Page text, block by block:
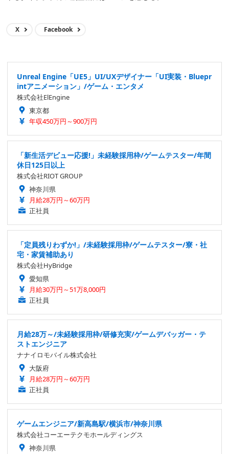
X Facebook
Unreal Engine「UE5」UI/UXデザイナー「UI実装・Bluepr
intアニメーション」/ゲーム・エンタメ
株式会社ElEngine
東京都
年収450万円～900万円
「新生活デビュー応援!」未経験採用枠/ゲームテスター/年間
休日125日以上
株式会社RIOT GROUP
神奈川県
月給28万円～60万円
正社員
「定員残りわずか!」/未経験採用枠/ゲームテスター/寮・社
宅・家賃補助あり
株式会社HyBridge
愛知県
月給30万円～51万8,000円
正社員
月給28万～/未経験採用枠/研修充実/ゲームデバッガー・テ
ストエンジニア
ナナイロモバイル株式会社
大阪府
月給28万円～60万円
正社員
ゲームエンジニア/新高島駅/横浜市/神奈川県
株式会社コーエーテクモホールディングス
神奈川県